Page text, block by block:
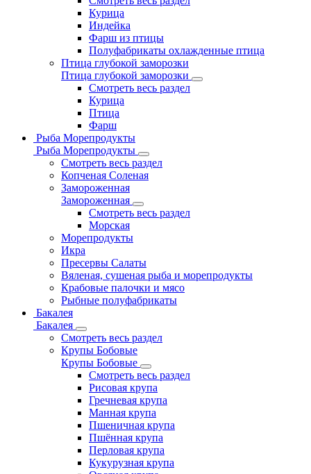
Курица
Индейка
Фарш из птицы
Полуфабрикаты охлажденные птица
Птица глубокой заморозки
Птица глубокой заморозки
Смотреть весь раздел
Курица
Птица
Фарш
Рыба Морепродукты
Рыба Морепродукты
Смотреть весь раздел
Копченая Соленая
Замороженная
Замороженная
Смотреть весь раздел
Морская
Морепродукты
Икра
Пресервы Салаты
Вяленая, сушеная рыба и морепродукты
Крабовые палочки и мясо
Рыбные полуфабрикаты
Бакалея
Бакалея
Смотреть весь раздел
Крупы Бобовые
Крупы Бобовые
Смотреть весь раздел
Рисовая крупа
Гречневая крупа
Манная крупа
Пшеничная крупа
Пшённая крупа
Перловая крупа
Кукурузная крупа